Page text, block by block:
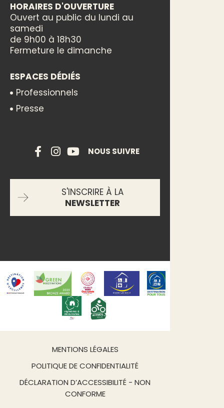
HORAIRES D'OUVERTURE
Ouvert au public du lundi au
samedi
de 9h00 à 18h30
Fermeture le dimanche
ESPACES DÉDIÉS
Professionnels
Presse
NOUS SUIVRE
S'INSCRIRE À LA
NEWSLETTER
MENTIONS LÉGALES
POLITIQUE DE CONFIDENTIALITÉ
DÉCLARATION D’ACCESSIBILITÉ - NON
CONFORME